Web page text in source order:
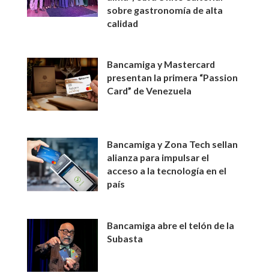
sobre gastronomía de alta
calidad
Bancamiga y Mastercard
presentan la primera “Passion
Card” de Venezuela
Bancamiga y Zona Tech sellan
alianza para impulsar el
acceso a la tecnología en el
país
Bancamiga abre el telón de la
Subasta